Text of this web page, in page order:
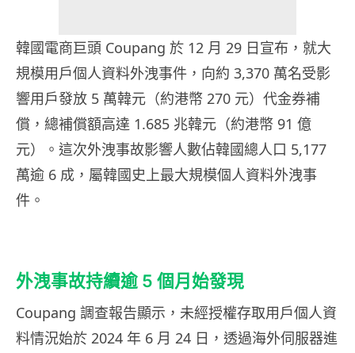
韓國電商巨頭 Coupang 於 12 月 29 日宣布，就大
規模用戶個人資料外洩事件，向約 3,370 萬名受影
響用戶發放 5 萬韓元（約港幣 270 元）代金券補
償，總補償額高達 1.685 兆韓元（約港幣 91 億
元）。這次外洩事故影響人數佔韓國總人口 5,177
萬逾 6 成，屬韓國史上最大規模個人資料外洩事
件。
外洩事故持續逾 5 個月始發現
Coupang 調查報告顯示，未經授權存取用戶個人資
料情況始於 2024 年 6 月 24 日，透過海外伺服器進